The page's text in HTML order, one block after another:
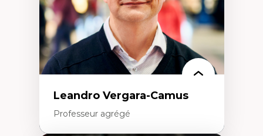
Anti-racisme
Anti-sexisme
Pratiques non oppressives
Leandro Vergara-Camus
Professeur agrégé